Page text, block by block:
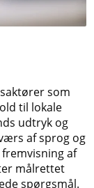
som
til lokale
udtryk og
af sprog og
af
målrettet
spørgsmål.